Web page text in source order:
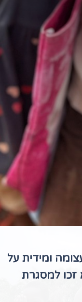
ומידית על
זכו למסגרת